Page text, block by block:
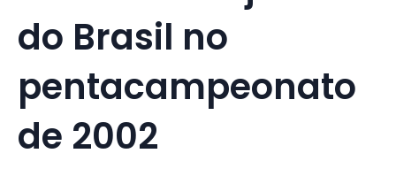
do Brasil no
pentacampeonato
de 2002